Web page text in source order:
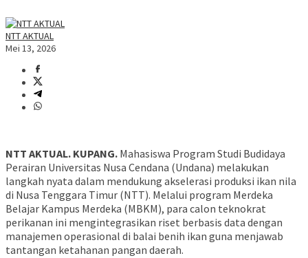
NTT AKTUAL
Mei 13, 2026
NTT AKTUAL. KUPANG. Mahasiswa Program Studi Budidaya
Perairan Universitas Nusa Cendana (Undana) melakukan
langkah nyata dalam mendukung akselerasi produksi ikan nila
di Nusa Tenggara Timur (NTT). Melalui program Merdeka
Belajar Kampus Merdeka (MBKM), para calon teknokrat
perikanan ini mengintegrasikan riset berbasis data dengan
manajemen operasional di balai benih ikan guna menjawab
tantangan ketahanan pangan daerah.